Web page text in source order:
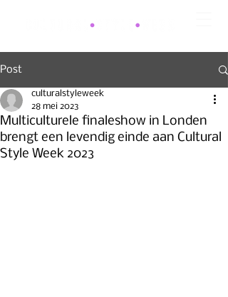
Post
Multiculturele finaleshow in Londen
brengt een levendig einde aan Cultural
Style Week 2023
culturalstyleweek
28 mei 2023